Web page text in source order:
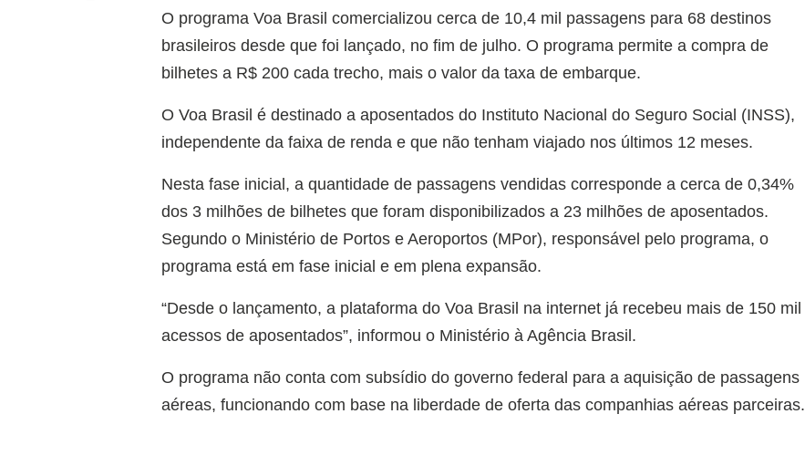
O programa Voa Brasil comercializou cerca de 10,4 mil passagens para 68 destinos
brasileiros desde que foi lançado, no fim de julho. O programa permite a compra de
bilhetes a R$ 200 cada trecho, mais o valor da taxa de embarque.
O Voa Brasil é destinado a aposentados do Instituto Nacional do Seguro Social (INSS),
independente da faixa de renda e que não tenham viajado nos últimos 12 meses.
Nesta fase inicial, a quantidade de passagens vendidas corresponde a cerca de 0,34%
dos 3 milhões de bilhetes que foram disponibilizados a 23 milhões de aposentados.
Segundo o Ministério de Portos e Aeroportos (MPor), responsável pelo programa, o
programa está em fase inicial e em plena expansão.
“Desde o lançamento, a plataforma do Voa Brasil na internet já recebeu mais de 150 mil
acessos de aposentados”, informou o Ministério à Agência Brasil.
O programa não conta com subsídio do governo federal para a aquisição de passagens
aéreas, funcionando com base na liberdade de oferta das companhias aéreas parceiras.